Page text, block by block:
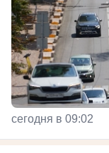
сегодня в 09:02